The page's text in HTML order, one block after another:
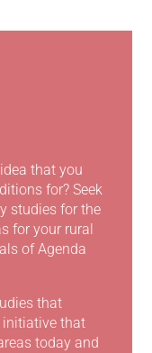
that you
for? Seek
studies for the
for your rural
of Agenda
that
initiative that
today and